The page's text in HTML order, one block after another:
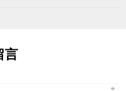
这种相框在日常中
高档进口实木喷漆
言